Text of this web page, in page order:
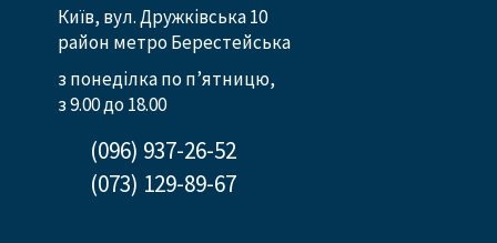
Київ, вул. Дружківська 10
район метро Берестейська
з понеділка по п’ятницю,
з 9.00 до 18.00
(096) 937-26-52
(073) 129-89-67